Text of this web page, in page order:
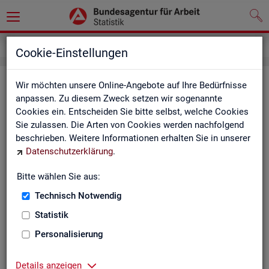
Cookie-Einstellungen
Wir möchten unsere Online-Angebote auf Ihre Bedürfnisse
anpassen. Zu diesem Zweck setzen wir sogenannte
Cookies ein. Entscheiden Sie bitte selbst, welche Cookies
Sie zulassen. Die Arten von Cookies werden nachfolgend
beschrieben. Weitere Informationen erhalten Sie in unserer
Datenschutzerklärung.
Bitte wählen Sie aus:
Technisch Notwendig
Statistik
Personalisierung
Details anzeigen
Im­pres­sum der Sta­tis­tik der Bun­
des­agen­tur für Ar­beit (BA)
In­for­ma­tio­nen über den Her­aus­ge­ber
Im­pres­sum der Bun­des­agen­tur für Ar­beit
Nut­zungs- und Be­zugs­be­din­gun­gen
Co­py­right und Mar­ken­schutz
Die In­hal­te des In­ter­net­auf­tritts der BA sowie die Pro­duk­te
der Sta­tis­tik der BA ste­hen im geis­ti­gen Ei­gen­tum der BA und